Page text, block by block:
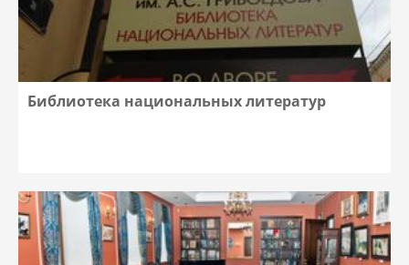
Библиотека национальных литератур